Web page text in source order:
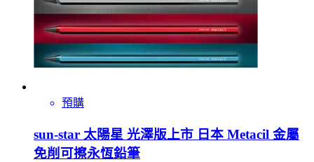
預購
sun-star 太陽星 光澤版上市 日本 Metacil 金屬
免削可擦永恆鉛筆